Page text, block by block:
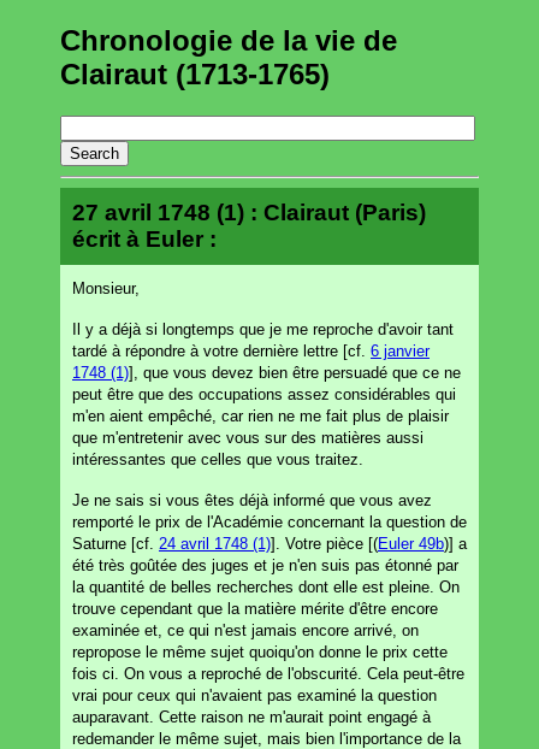
Chronologie de la vie de
Clairaut (1713-1765)
27 avril 1748 (1) : Clairaut (Paris)
écrit à Euler :
Monsieur,
Il y a déjà si longtemps que je me reproche d'avoir tant
tardé à répondre à votre dernière lettre [cf. 6 janvier
1748 (1)], que vous devez bien être persuadé que ce ne
peut être que des occupations assez considérables qui
m'en aient empêché, car rien ne me fait plus de plaisir
que m'entretenir avec vous sur des matières aussi
intéressantes que celles que vous traitez.
Je ne sais si vous êtes déjà informé que vous avez
remporté le prix de l'Académie concernant la question de
Saturne [cf. 24 avril 1748 (1)]. Votre pièce [(Euler 49b)] a
été très goûtée des juges et je n'en suis pas étonné par
la quantité de belles recherches dont elle est pleine. On
trouve cependant que la matière mérite d'être encore
examinée et, ce qui n'est jamais encore arrivé, on
repropose le même sujet quoiqu'on donne le prix cette
fois ci. On vous a reproché de l'obscurité. Cela peut-être
vrai pour ceux qui n'avaient pas examiné la question
auparavant. Cette raison ne m'aurait point engagé à
redemander le même sujet, mais bien l'importance de la